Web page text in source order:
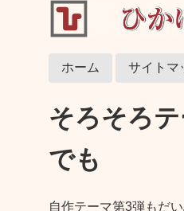
ホーム サイトマ
そろそろ
でも
自作テーマ第3弾もだ